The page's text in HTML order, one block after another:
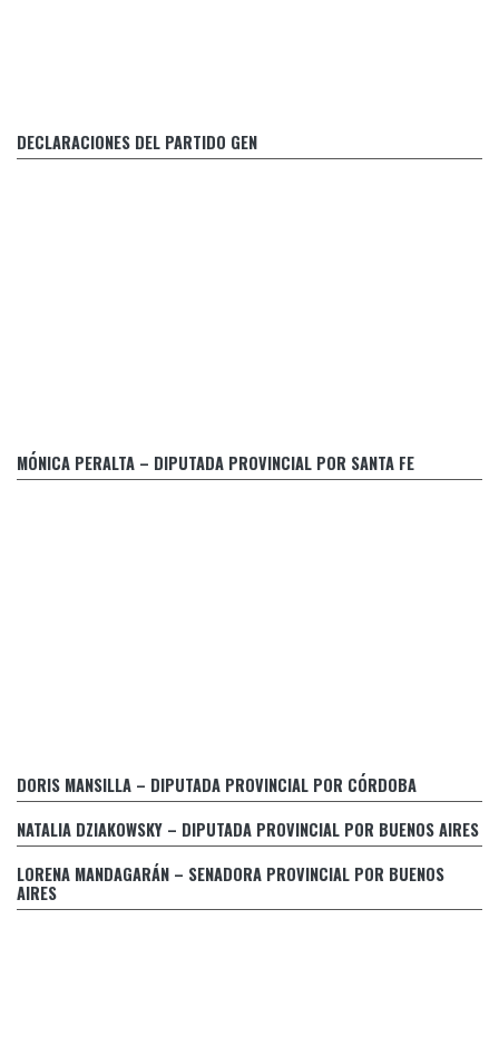
DECLARACIONES DEL PARTIDO GEN
POLITICA DEBE REACCIONAR
MÓNICA PERALTA – DIPUTADA PROVINCIAL POR SANTA FE
Evaluación de la Justicia Penal
DORIS MANSILLA – DIPUTADA PROVINCIAL POR CÓRDOBA
Declaración Partido GEN frente al juego de apuestas online
NATALIA DZIAKOWSKY – DIPUTADA PROVINCIAL POR BUENOS AIRES
El Gobierno bonaerense pretende desligarse del contralor
de una medida propia a sabiendas de su fracaso
LORENA MANDAGARÁN – SENADORA PROVINCIAL POR BUENOS
AIRES
Retraso en el pago de prestaciones médicas a personas
con discapacidad